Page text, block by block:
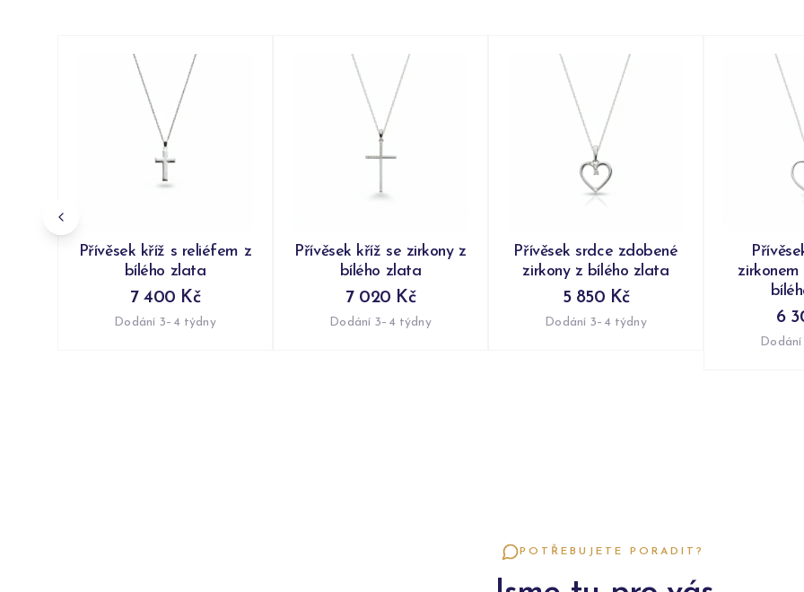
Přívěsek kříž s reliéfem z
bílého zlata
7 400 Kč
Dodání 3–4 týdny
Přívěsek kříž se zirkony z
bílého zlata
7 020 Kč
Dodání 3–4 týdny
Přívěsek srdce zdobené
zirkony z bílého zlata
5 850 Kč
Dodání 3–4 týdny 6
POTŘEBUJETE PORADIT?